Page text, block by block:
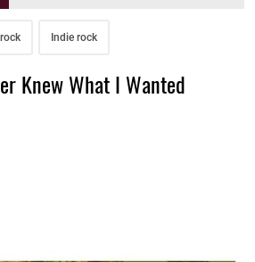
Indie rock
Knew What I Wanted